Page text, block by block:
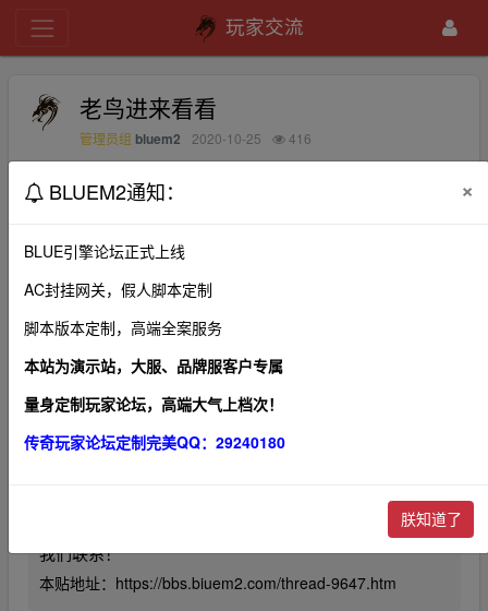
玩家交流
老鸟进来看看
管理员组 bluem2 2020-10-25 416
[em64]
关！
2、本站管理有权在不经发布者同意的情况下，根据版规
3、本站所有内容均来源于第三方网站，我们不对作品观
点、合法性以及作品内容负责。
5、未尽事宜最终解释权归本站所有！如有侵权请及时与
我们联系！
本贴地址： https://bbs.biuem2.com/thread-9647.htm
BLUEM2通知： ×
BLUE引擎论坛正式上线
AC封挂网关，假人脚本定制
脚本版本定制，高端全案服务
本站为演示站，大服、品牌服客户专属
量身定制玩家论坛，高端大气上档次！
传奇玩家论坛定制完美QQ：29240180
朕知道了